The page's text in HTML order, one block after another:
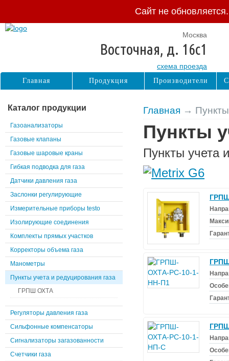
Сайт не
Главная → Пункты
Пункты
Пункты учета
Каталог продукции
Газоанализаторы
Газовые клапаны
Газовые шаровые краны
Гибкая подводка для газа
Датчики давления газа
Заслонки регулирующие
Измерительные приборы testo
Изолирующие соединения
Комплекты прямых участков
Корректоры объема газа
Манометры
Пункты учета и редуцирования газа
ГРПШ ОХТА
Регуляторы давления газа
Сильфонные компенсаторы
Сигнализаторы загазованности
Счетчики газа
Москва
Восточная, д. 16с1
схема проезда
Главная Продукция Производители